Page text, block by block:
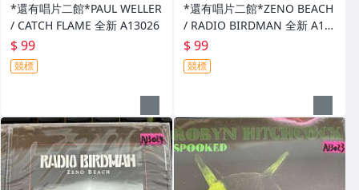
*還有唱片二館*PAUL WELLER
/ CATCH FLAME 全新 A13026
$ 99
競標
*還有唱片二館*ZENO BEACH
/ RADIO BIRDMAN 全新 A13
025
$ 99
競標